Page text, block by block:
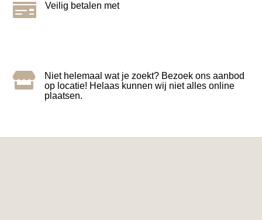
 Veilig betalen met

Niet helemaal wat je zoekt? Bezoek ons aanbod
op locatie! Helaas kunnen wij niet alles online
plaatsen.